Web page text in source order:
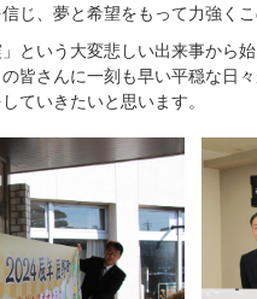
じ、夢と希望をもって力強く
という大変悲しい出来事から
皆さんに一刻も早い平穏な日
ていきたいと思います。